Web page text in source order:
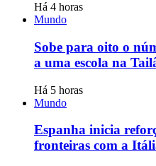
Há 4 horas
Mundo
Sobe para oito o
a uma escola na
Há 5 horas
Mundo
Espanha inicia
fronteiras com a